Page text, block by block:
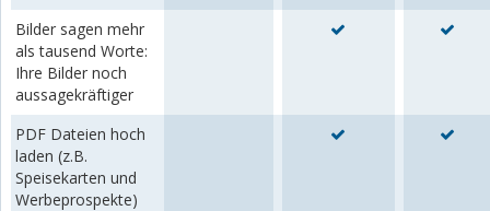
Bilder sagen mehr
als tausend Worte:
Ihre Bilder noch
aussagekräftiger
PDF Dateien hoch
laden (z.B.
Speisekarten und
Werbeprospekte)